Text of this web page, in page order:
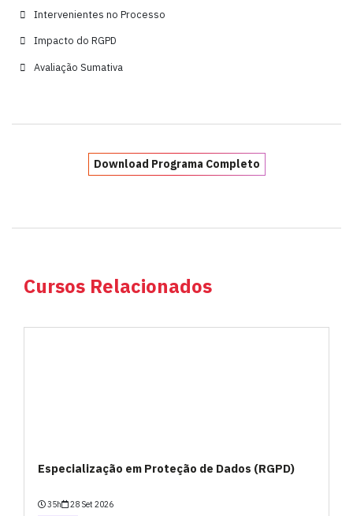
Intervenientes no Processo
Impacto do RGPD
Avaliação Sumativa
Download Programa Completo
Cursos Relacionados
Especialização em Proteção de Dados (RGPD)
35h
28 Set 2026